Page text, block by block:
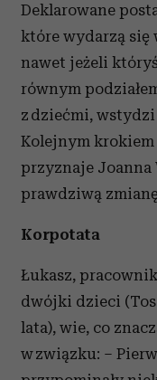
Deklarowane
które wydarzą się
nawet jeżeli
równym
z dziećmi,
Kolejnym
przyznaje Joanna
prawdziwą
Korpotata
Łukasz,
dwójki dzieci
lata), wie, co
w związku: –